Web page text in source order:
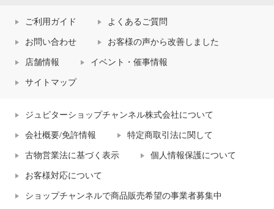
ご利用ガイド よくあるご質問
お問い合わせ お客様の声から改善しました
店舗情報 イベント・催事情報
サイトマップ
ジュピターショップチャンネル株式会社について
会社概要/免許情報 特定商取引法に関して
古物営業法に基づく表示 個人情報保護について
お客様対応について
ショップチャンネルで商品販売希望の事業者募集中